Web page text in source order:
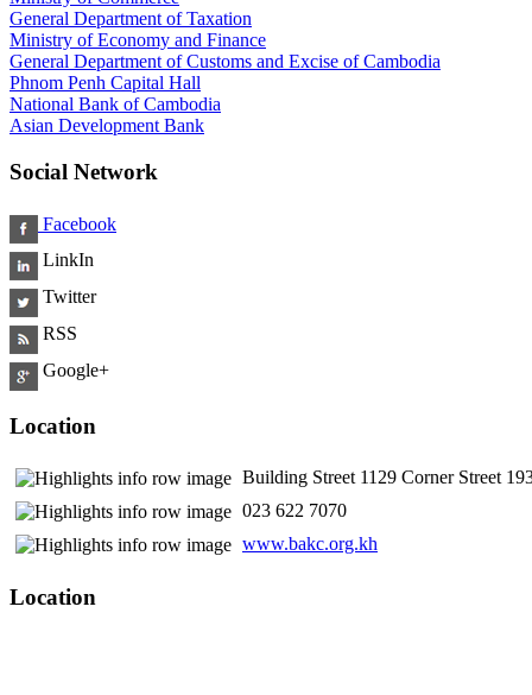
General Department of Taxation
Ministry of Economy and Finance
General Department of Customs and Excise of Cambodia
Phnom Penh Capital Hall
National Bank of Cambodia
Asian Development Bank
Social Network
Facebook
LinkIn
Twitter
RSS
Google+
Location
Building Street 1129 Corner Street
​ 023 622 7070
www.bakc.org.kh
Location